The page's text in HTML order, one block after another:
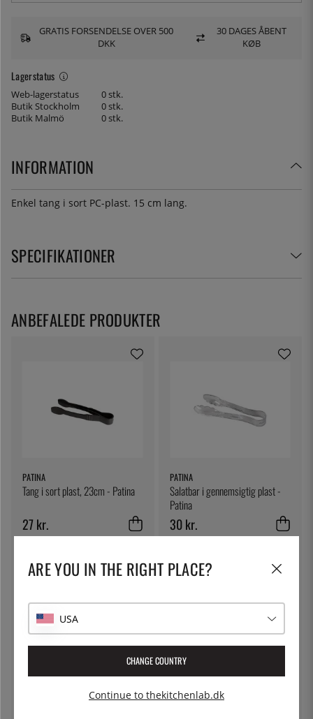
Lagerstatus
Web-lagerstatus
0 stk.
Butik Stockholm
0 stk.
Butik Malmö
0 stk.
GRATIS FORSENDELSE OVER 500
DKK
30 DAGES ÅBENT
KØB
INFORMATION
Enkel tang i sort PC-plast. 15 cm lang.
SPECIFIKATIONER
PATINA
Tang i sort plast, 23cm - Patina
27 kr.
PATINA
Salatbar i gennemsigtig plast -
Patina
30 kr.
Spatel uden huller, polyamid Oplukker 8 cm - Östlin
ANBEFALEDE PRODUKTER
ARE YOU IN THE RIGHT PLACE?
USA
CHANGE COUNTRY
Continue to thekitchenlab.dk